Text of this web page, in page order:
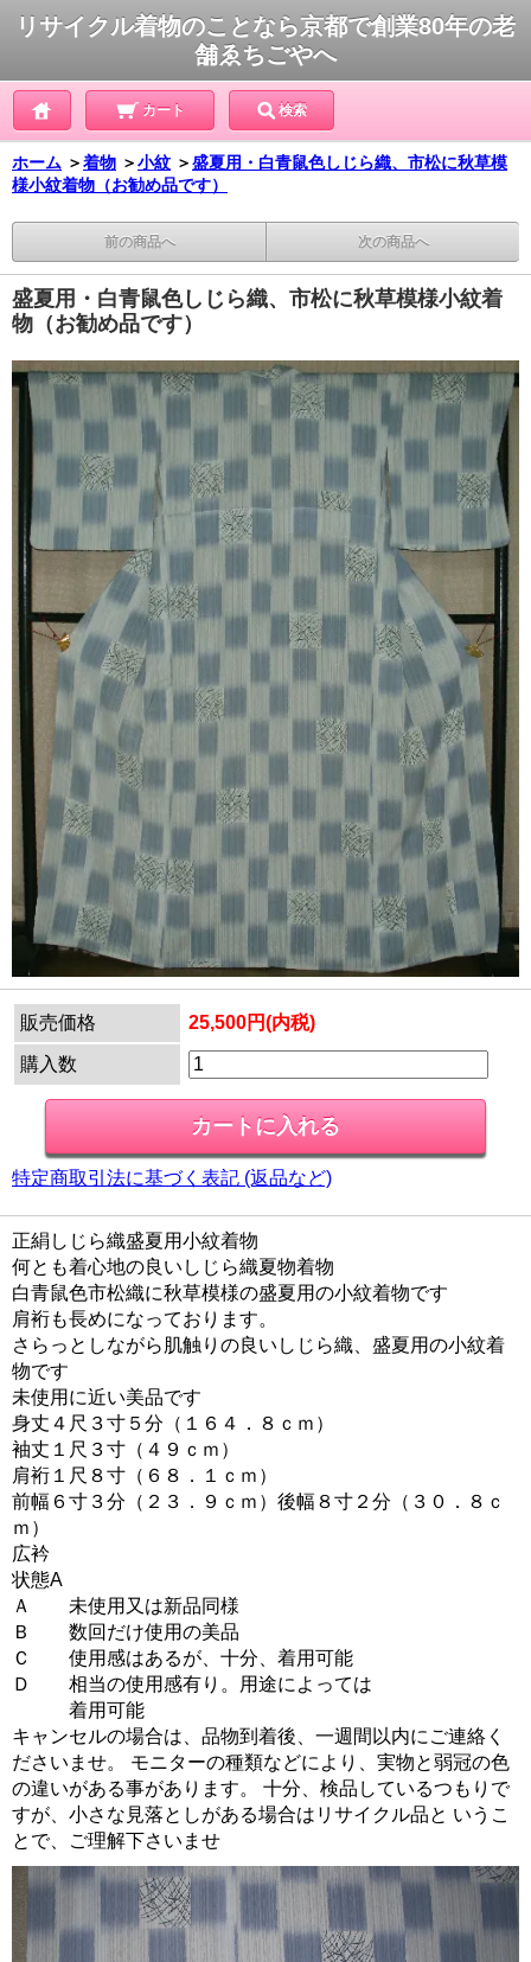
リサイクル着物のことなら京都で創業80年の老
舗ゑちごやへ
カート 検索
ホーム ＞着物 ＞小紋 ＞盛夏用・白青鼠色しじら織、市松に秋草模
様小紋着物（お勧め品です）
前の商品へ 次の商品へ
盛夏用・白青鼠色しじら織、市松に秋草模様小紋着
物（お勧め品です）
販売価格 25,500円(内税)
購入数
特定商取引法に基づく表記 (返品など)
正絹しじら織盛夏用小紋着物
何とも着心地の良いしじら織夏物着物
白青鼠色市松織に秋草模様の盛夏用の小紋着物です
肩裄も長めになっております。
さらっとしながら肌触りの良いしじら織、盛夏用の小紋着
物です
未使用に近い美品です
身丈４尺３寸５分（１６４．８ｃｍ）
袖丈１尺３寸（４９ｃｍ）
肩裄１尺８寸（６８．１ｃｍ）
前幅６寸３分（２３．９ｃｍ）後幅８寸２分（３０．８ｃ
ｍ）
広衿
状態A
Ａ 未使用又は新品同様
Ｂ 数回だけ使用の美品
Ｃ 使用感はあるが、十分、着用可能
Ｄ 相当の使用感有り。用途によっては
着用可能
キャンセルの場合は、品物到着後、一週間以内にご連絡く
ださいませ。 モニターの種類などにより、実物と弱冠の色
の違いがある事があります。 十分、検品しているつもりで
すが、小さな見落としがある場合はリサイクル品と いうこ
とで、ご理解下さいませ